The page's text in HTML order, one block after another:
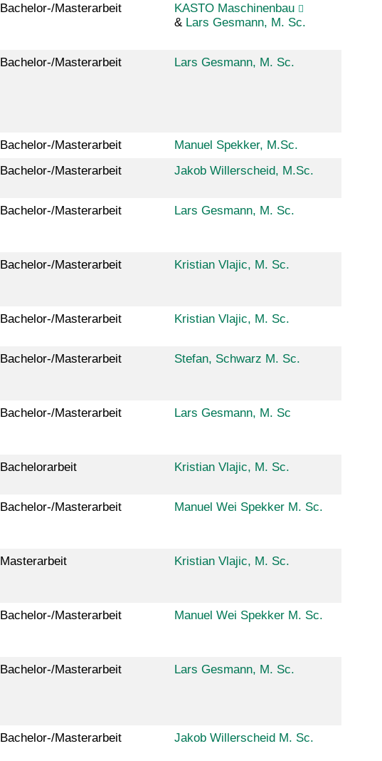
Bachelor-/Masterarbeit
KASTO Maschinenbau
& Lars Gesmann, M. Sc.
Bachelor-/Masterarbeit Lars Gesmann, M. Sc.
Bachelor-/Masterarbeit
Manuel Spekker, M.Sc.
Bachelor-/Masterarbeit Jakob Willerscheid, M.Sc.
Bachelor-/Masterarbeit Lars Gesmann, M. Sc.
Bachelor-/Masterarbeit Kristian Vlajic, M. Sc.
Bachelor-/Masterarbeit Kristian Vlajic, M. Sc.
Bachelor-/Masterarbeit Stefan, Schwarz M. Sc.
Bachelor-/Masterarbeit Lars Gesmann, M. Sc
Bachelorarbeit Kristian Vlajic, M. Sc.
Bachelor-/Masterarbeit Manuel Wei Spekker M. Sc.
Masterarbeit Kristian Vlajic, M. Sc.
Bachelor-/Masterarbeit Manuel Wei Spekker M. Sc.
Bachelor-/Masterarbeit Lars Gesmann, M. Sc.
Bachelor-/Masterarbeit Jakob Willerscheid M. Sc.